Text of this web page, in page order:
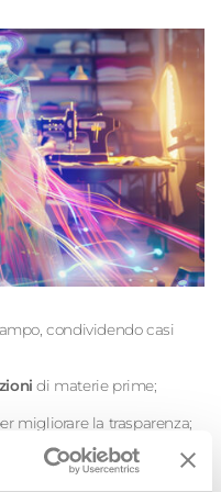
condividendo casi
di materie prime;
migliorare la trasparenza;
, a beneficio delle